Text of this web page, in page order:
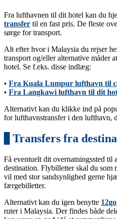
Fra lufthavnen til dit hotel kan du
transfer til en fast pris. De fleste
sørge for transport.
Alt efter hvor i Malaysia du rejser
transport og/eller alternative måder
hotel. Se f.eks. disse indlæg:
• Fra Kuala Lumpur lufthavn til
• Fra Langkawi lufthavn til dit
Alternativt kan du klikke ind på
for lufthavnstransfer i den lufthavn,
Transfers fra
Få eventuelt dit overnatningssted
destination. Flybilletter skal du som
vil med stor sandsynlighed gerne
færgebilletter.
Alternativt kan du igen benytte 12go
ruter i Malaysia. Der findes både